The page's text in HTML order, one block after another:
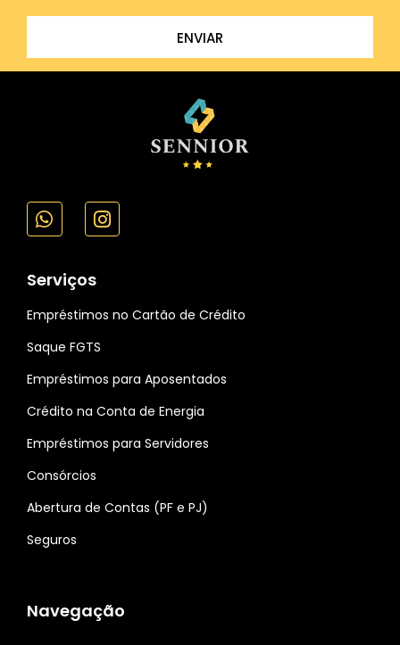
ENVIAR
Serviços
Empréstimos no Cartão de Crédito
Saque FGTS
Empréstimos para Aposentados
Crédito na Conta de Energia
Empréstimos para Servidores
Consórcios
Abertura de Contas (PF e PJ)
Seguros
Navegação